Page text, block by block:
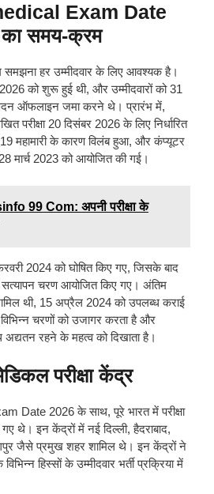
Exam Date
समय-क्रम
समझना हर उम्मीदवार के लिए आवश्यक है।
को शुरू हुई थी, और उम्मीदवारों को 31
ऑफलाइन जमा करने थे। प्रारंभ में,
परीक्षा 20 दिसंबर 2026 के लिए निर्धारित
19 महामारी के कारण विलंब हुआ, और कंप्यूटर
मार्च 2023 को आयोजित की गई।
99 Com: अपनी परीक्षा के
2024 को घोषित किए गए, जिसके बाद
चरण आयोजित किए गए। अंतिम
थी, 15 अप्रैल 2024 को उपलब्ध कराई
चरणों को उजागर करता है और
रहने के महत्व को दिखाता है।
परीक्षा केंद्र
Date 2026 के साथ, पूरे भारत में परीक्षा
थे। इन केंद्रों में नई दिल्ली, हैदराबाद,
जैसे प्रमुख शहर शामिल थे। इन केंद्रों ने
हिस्सों के उम्मीदवार भर्ती प्रक्रिया में